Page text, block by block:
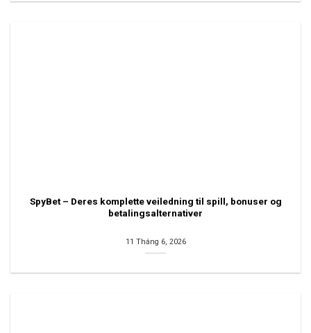
SpyBet – Deres komplette veiledning til spill, bonuser og
betalingsalternativer
11 Tháng 6, 2026